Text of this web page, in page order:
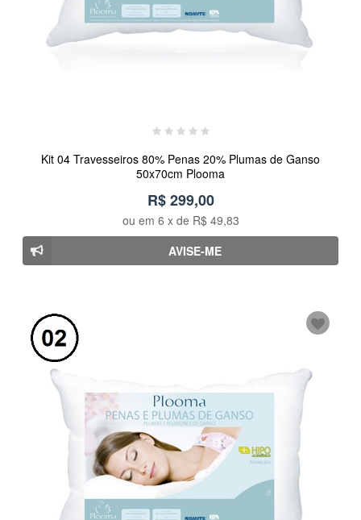
Kit 04 Travesseiros 80% Penas 20% Plumas de Ganso
50x70cm Plooma
R$ 299,00
ou em 6 x de R$ 49,83
AVISE-ME